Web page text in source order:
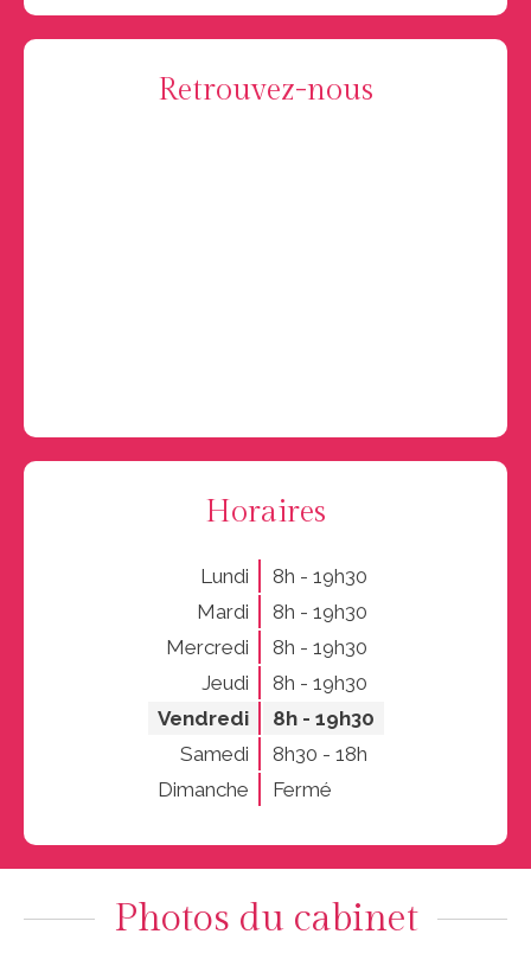
Retrouvez-nous
Horaires
Lundi
8h - 19h30
Mardi
8h - 19h30
Mercredi
8h - 19h30
Jeudi
8h - 19h30
Vendredi
8h - 19h30
Samedi
8h30 - 18h
Dimanche
Fermé
Photos du cabinet